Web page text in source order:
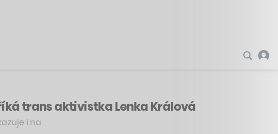
trans aktivistka Lenka Králová
i na